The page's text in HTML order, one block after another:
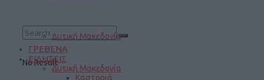
No Result
Δυτική Μακεδονία
ΓΡΕΒΕΝΑ
ΕΙΔΗΣΕΙΣ
Δυτική Μακεδονία
Καστοριά